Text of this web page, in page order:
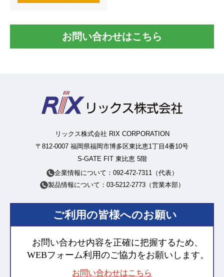
お問い合わせはこちら
リックス株式会社 RIX CORPORATION
〒812-0007 福岡県福岡市博多区東比恵1丁目4番10号
S-GATE FIT 東比恵 5階
企業情報について：092-472-7311（代表）
製品情報について：03-5212-2773（営業本部）